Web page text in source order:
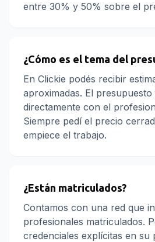
entre 30% y 50% sobre el
¿Cómo es el tema del
En Clickie podés recibir
aproximadas. El
directamente con el
Siempre pedí el precio
empiece el trabajo.
¿Están matriculados?
Contamos con una red que
profesionales matriculados.
credenciales explícitas en su